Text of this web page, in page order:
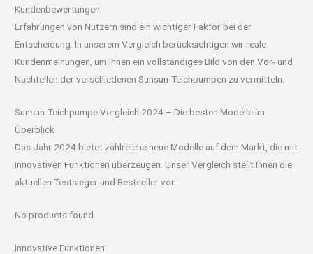
Kundenbewertungen
Erfahrungen von Nutzern sind ein wichtiger Faktor bei der
Entscheidung. In unserem Vergleich berücksichtigen wir reale
Kundenmeinungen, um Ihnen ein vollständiges Bild von den Vor- und
Nachteilen der verschiedenen Sunsun-Teichpumpen zu vermitteln.
Sunsun-Teichpumpe Vergleich 2024 – Die besten Modelle im
Überblick
Das Jahr 2024 bietet zahlreiche neue Modelle auf dem Markt, die mit
innovativen Funktionen überzeugen. Unser Vergleich stellt Ihnen die
aktuellen Testsieger und Bestseller vor.
No products found.
Innovative Funktionen